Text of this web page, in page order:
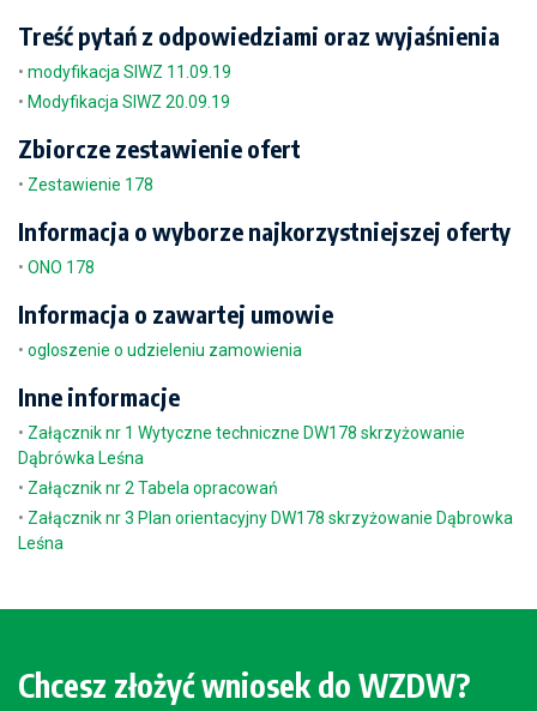
Treść pytań z odpowiedziami oraz wyjaśnienia
• modyfikacja SIWZ 11.09.19
• Modyfikacja SIWZ 20.09.19
Zbiorcze zestawienie ofert
• Zestawienie 178
Informacja o wyborze najkorzystniejszej oferty
• ONO 178
Informacja o zawartej umowie
• ogloszenie o udzieleniu zamowienia
Inne informacje
• Załącznik nr 1 Wytyczne techniczne DW178 skrzyżowanie
Dąbrówka Leśna
• Załącznik nr 2 Tabela opracowań
• Załącznik nr 3 Plan orientacyjny DW178 skrzyżowanie Dąbrowka
Leśna
Chcesz złożyć wniosek do WZDW?